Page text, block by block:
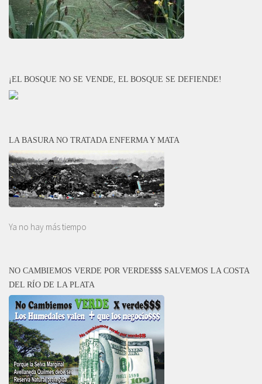
¡EL BOSQUE NO SE VENDE, EL BOSQUE SE DEFIENDE!
LA BASURA NO TRATADA ENFERMA Y MATA
Ya no hay más tiempo
NO CAMBIEMOS VERDE POR VERDE$$$ SALVEMOS LA COSTA
DEL RÍO DE LA PLATA